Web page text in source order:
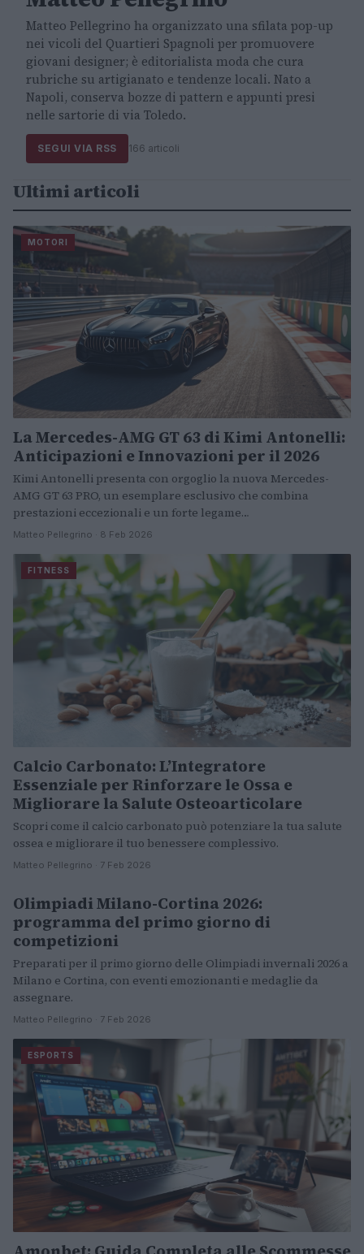
Matteo Pellegrino ha organizzato una sfilata pop-up
nei vicoli del Quartieri Spagnoli per promuovere
giovani designer; è editorialista moda che cura
rubriche su artigianato e tendenze locali. Nato a
Napoli, conserva bozze di pattern e appunti presi
nelle sartorie di via Toledo.
SEGUI VIA RSS 166 articoli
Ultimi articoli
MOTORI
La Mercedes-AMG GT 63 di Kimi Antonelli:
Anticipazioni e Innovazioni per il 2026
Kimi Antonelli presenta con orgoglio la nuova Mercedes-
AMG GT 63 PRO, un esemplare esclusivo che combina
prestazioni eccezionali e un forte legame…
Matteo Pellegrino · 8 Feb 2026
FITNESS
Calcio Carbonato: L’Integratore
Essenziale per Rinforzare le Ossa e
Migliorare la Salute Osteoarticolare
Scopri come il calcio carbonato può potenziare la tua salute
ossea e migliorare il tuo benessere complessivo.
Matteo Pellegrino · 7 Feb 2026
NOTIZIE
Olimpiadi Milano-Cortina 2026:
programma del primo giorno di
competizioni
Preparati per il primo giorno delle Olimpiadi invernali 2026 a
Milano e Cortina, con eventi emozionanti e medaglie da
assegnare.
Matteo Pellegrino · 7 Feb 2026
ESPORTS